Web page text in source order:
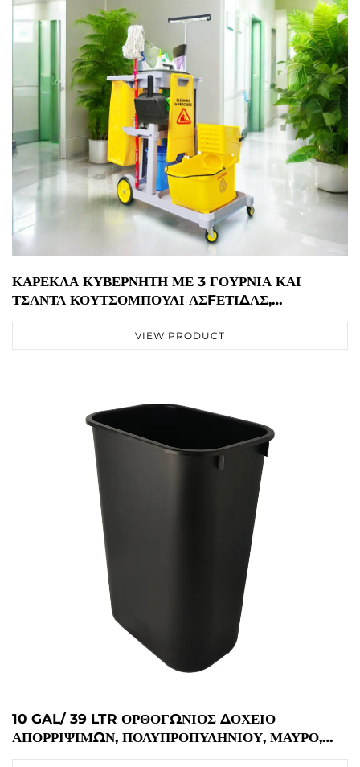
ΚΑΡΈΚΛΑ ΚΥΒΕΡΝΉΤΗ ΜΕ 3 ΓΟΎΡΝΙΑ ΚΑΙ
ΤΣΆΝΤΑ ΚΟΥΤΣΟΜΠΟΎΛΙ ΑΣFΈΤΙΔΑΣ,
ΠΟΛΥΠΡΟΠΥΛΗΝΙΟ, ΣΚΙΖΟΎΡΓΑ , JA3069GY
VIEW PRODUCT
10 GAL/ 39 LTR ΟΡΘΟΓΏΝΙΟΣ ΔΟΧΕΊΟ
ΑΠΟΡΡΊΨΙΜΩΝ, ΠΟΛΥΠΡΟΠΥΛΗΝΊΟΥ, ΜΑΎΡΟ,
JA3036